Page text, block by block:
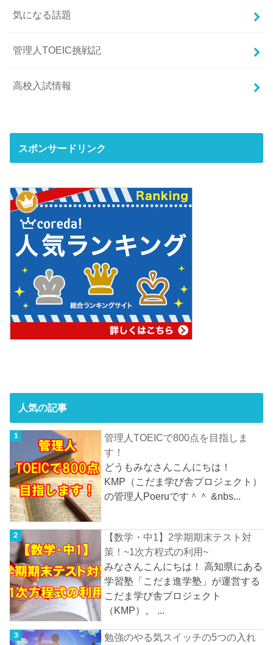
気になる話題
管理人TOEIC挑戦記
高校入試情報
スポンサードリンク
人気の記事
管理人TOEICで800点を目指しま
す！
どうもみなさんこんにちは！
KMP（こだま学び舎プロジェクト）
の管理人Poeruです＾＾ &nbs...
【数学・中1】2学期期末テスト対
策！~1次方程式の利用~
みなさんこんにちは！ 高知県にある
学習塾「こだま進学塾」が運営する
こだま学び舎プロジェクト
（KMP）。 ...
勉強のやる気スイッチの5つの入れ